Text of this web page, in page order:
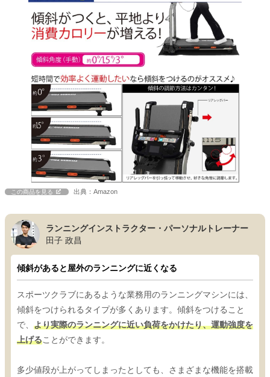
この商品を見る 出典：Amazon
ランニングインストラクター・パーソナルトレーナー
田子 政昌
傾斜があると屋外のランニングに近くなる
スポーツクラブにあるような業務用のランニングマシンには、
傾斜をつけられるタイプが多くあります。傾斜をつけること
で、 より実際のランニングに近い負荷をかけたり、運動強度を
上げることができます。
多少値段が上がってしまったとしても、さまざまな機能を搭載